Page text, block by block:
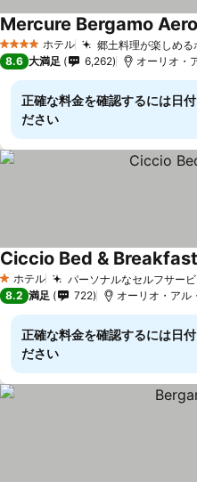
4 ホテルのランク
ホテル 郷土料理が楽しめ
Mercure Bergamo
8.6 大満足 6,262 オーリオ・
正確な料金を確認するには日
ださい
1 ホテルのランク
ホテル パーソナルなセルフサー
Ciccio Bed & Breakfast
8.2 満足 722 オーリオ・アル
正確な料金を確認するには日
ださい